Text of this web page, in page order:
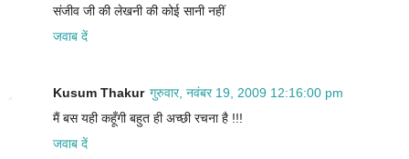
संजीव जी की लेखनी की कोई सानी नहीं
जवाब दें
Kusum Thakur गुरुवार, नवंबर 19, 2009 12:16:00 pm
मैं बस यही कहूँगी बहुत ही अच्छी रचना है !!!
जवाब दें